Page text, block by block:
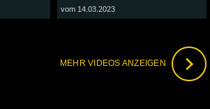
vom 14.03.2023
MEHR VIDEOS ANZEIGEN